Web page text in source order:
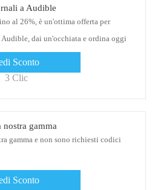
a Audible
al 26%, è un'ottima offerta per
Audible, dai un'occhiata e ordina oggi
Sconto
3 Clic
gamma
gamma e non sono richiesti codici
Sconto